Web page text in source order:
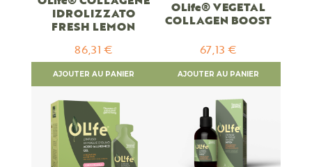
IDROLIZZATO
FRESH LEMON
86,31 €
AJOUTER AU PANIER
OLife® VEGETAL
COLLAGEN BOOST
67,13 €
AJOUTER AU PANIER